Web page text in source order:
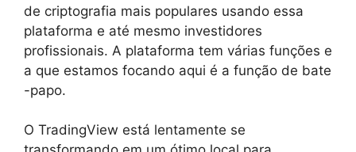
de criptografia mais populares usando essa
plataforma e até mesmo investidores
profissionais. A plataforma tem várias funções e
a que estamos focando aqui é a função de bate
-papo.
O TradingView está lentamente se